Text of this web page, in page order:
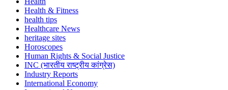
Health & Fitness
health tips
Healthcare News
heritage sites
Horoscopes
Human Rights & Social Justice
INC (भारतीय राष्ट्रीय कांग्रेस)
Industry Reports
International Economy